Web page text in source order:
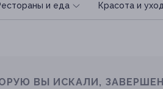
и еда Красота и уход
ВЫ ИСКАЛИ,